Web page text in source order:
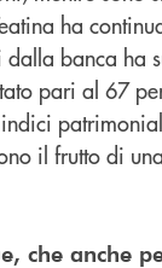
ha
banca
pari al 67
il frutto di
che anche